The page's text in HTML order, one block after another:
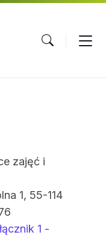
zajęć i
1, 55-114
1 -